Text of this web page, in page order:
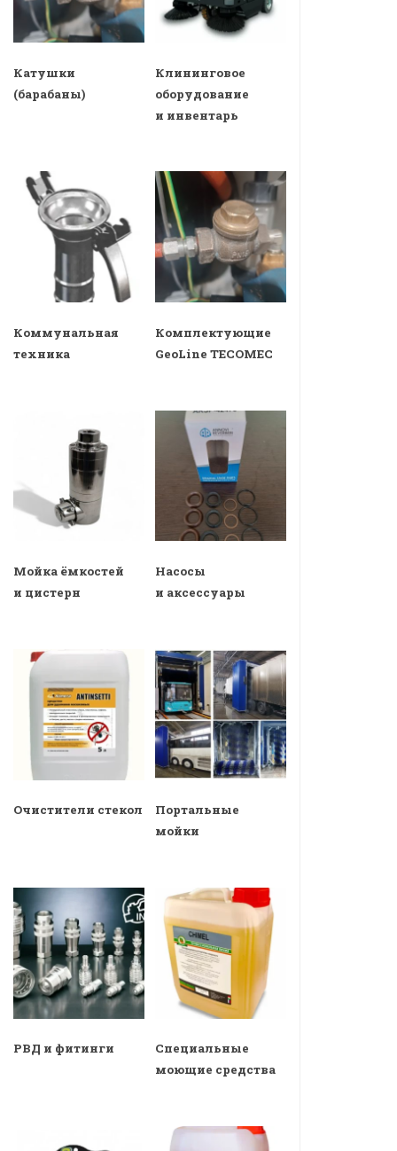
Катушки
(барабаны)
Клининговое
оборудование
и инвентарь
Коммунальная
техника
Комплектующие
GeoLine TECOMEC
Мойка ёмкостей
и цистерн
Насосы
и аксессуары
Очистители стекол
Портальные
мойки
РВД и фитинги
Специальные
моющие средства